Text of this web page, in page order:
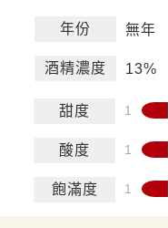
年份 無年
酒精濃度 13%
甜度
酸度
飽滿度